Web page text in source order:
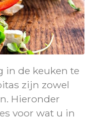
in de keuken te
zijn zowel
Hieronder
voor wat u in